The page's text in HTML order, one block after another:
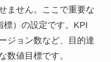
ません。ここで重要な
標）の設定です。KPI
ジョン数など、目的達
数値目標です。